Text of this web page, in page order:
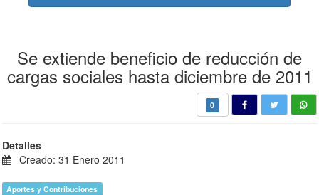
Se extiende beneficio de reducción de
cargas sociales hasta diciembre de 2011
0
Detalles
Creado: 31 Enero 2011
Aportes y Contribuciones